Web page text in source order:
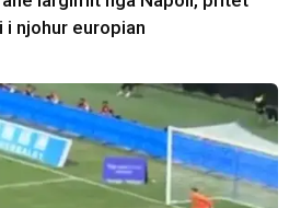
njohur europian